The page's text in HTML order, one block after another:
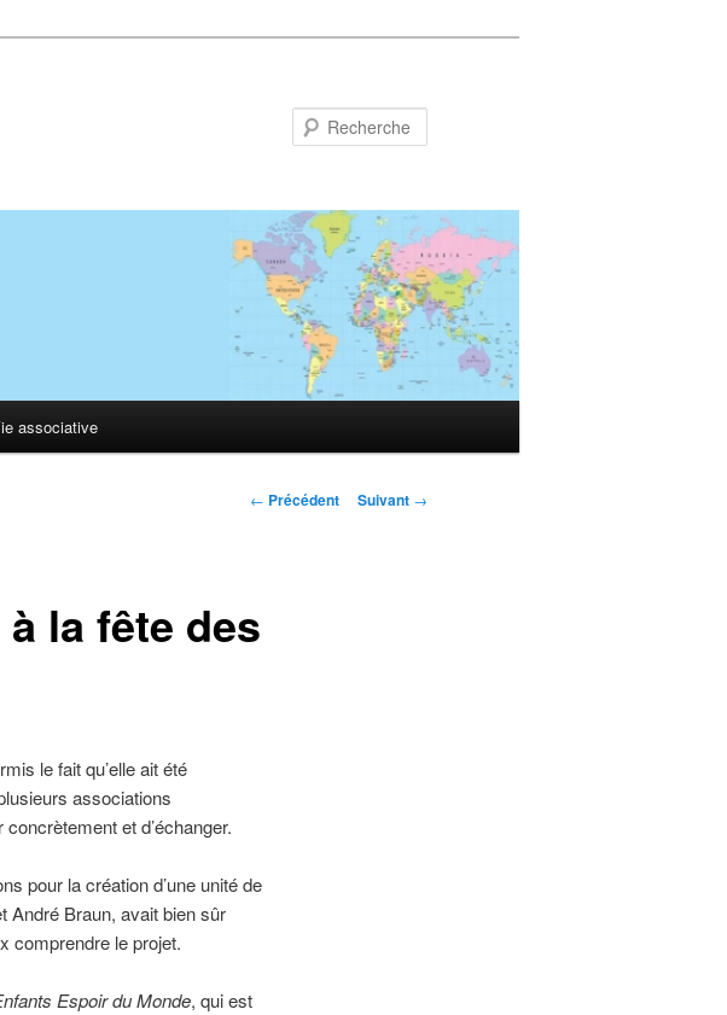
associative
Navigation
← Précédent Suivant →
la fête des
le fait qu’elle ait été
associations
et d’échanger.
pour la création d’une unité de
André Braun, avait bien sûr
comprendre le projet.
Espoir du Monde, qui est